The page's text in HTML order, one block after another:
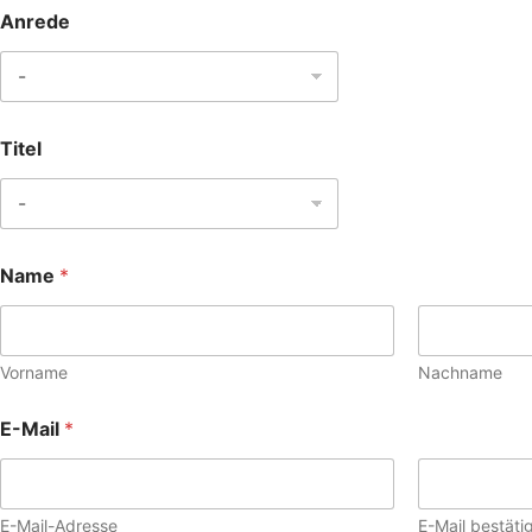
Anrede
Titel
Name *
Vorname Nachname
E-Mail *
E-Mail-Adresse E-Mail